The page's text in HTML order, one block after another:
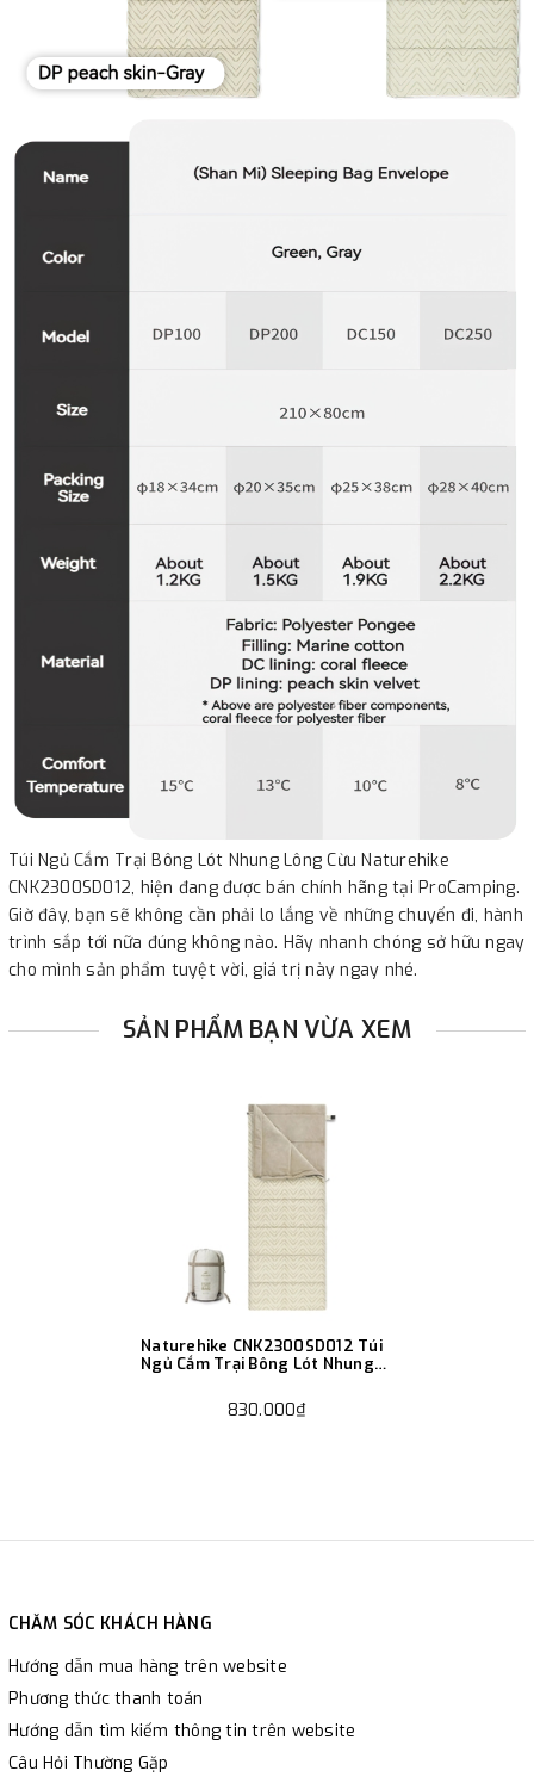
Túi Ngủ Cắm Trại Bông Lót Nhung Lông Cừu Naturehike
CNK2300SD012, hiện đang được bán chính hãng tại ProCamping.
Giờ đây, bạn sẽ không cần phải lo lắng về những chuyến đi, hành
trình sắp tới nữa đúng không nào. Hãy nhanh chóng sở hữu ngay
cho mình sản phẩm tuyệt vời, giá trị này ngay nhé.
SẢN PHẨM BẠN VỪA XEM
Naturehike CNK2300SD012 Túi
Ngủ Cắm Trại Bông Lót Nhung
830.000₫
CHĂM SÓC KHÁCH HÀNG
Hướng dẫn mua hàng trên website
Phương thức thanh toán
Hướng dẫn tìm kiếm thông tin trên website
Câu Hỏi Thường Gặp